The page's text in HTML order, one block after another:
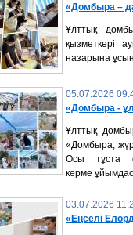
«Домбыра –
Ұлттық
қызметкері
назарына
05.07.2026
«Домбыра -
Ұлттық
«Домбыра,
Осы тұста
көрме
03.07.2026
«Еңселі